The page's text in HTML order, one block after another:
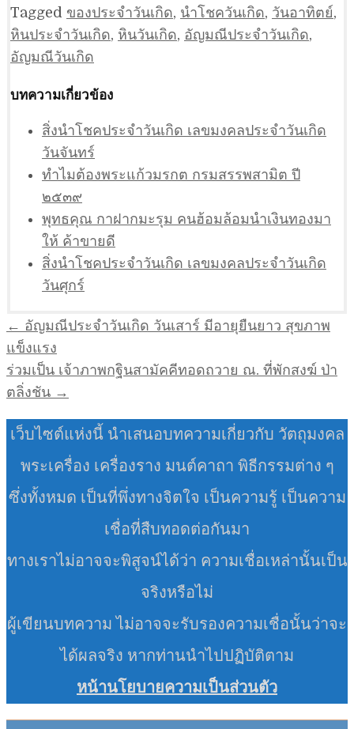
Tagged ของประจำวันเกิด, นำโชควันเกิด, วันอาทิตย์,
หินประจำวันเกิด, หินวันเกิด, อัญมณีประจำวันเกิด,
อัญมณีวันเกิด
บทความเกี่ยวข้อง
สิ่งนำโชคประจำวันเกิด เลขมงคลประจําวันเกิด
วันจันทร์
ทำไมต้องพระแก้วมรกต กรมสรรพสามิต ปี
๒๕๓๙
พุทธคุณ กาฝากมะรุม คนฮ้อมล้อมนำเงินทองมา
ให้ ค้าขายดี
สิ่งนำโชคประจำวันเกิด เลขมงคลประจําวันเกิด
วันศุกร์
แนะแนว
เรื่อง
← อัญมณีประจำวันเกิด วันเสาร์ มีอายุยืนยาว สุขภาพ
แข็งแรง
ร่วมเป็น เจ้าภาพกฐินสามัคคีทอดถวาย ณ. ที่พักสงฆ์ ป่า
ตลิ่งชัน →
เว็บไซต์แห่งนี้ นำเสนอบทความเกี่ยวกับ วัตถุมงคล
พระเครื่อง เครื่องราง มนต์คาถา พิธีกรรมต่าง ๆ
ซึ่งทั้งหมด เป็นที่พึ่งทางจิตใจ เป็นความรู้ เป็นความ
เชื่อที่สืบทอดต่อกันมา
ทางเราไม่อาจจะพิสูจน์ได้ว่า ความเชื่อเหล่านั้นเป็น
จริงหรือไม่
ผู้เขียนบทความ ไม่อาจจะรับรองความเชื่อนั้นว่าจะ
ได้ผลจริง หากท่านนำไปปฏิบัติตาม
หน้านโยบายความเป็นส่วนตัว